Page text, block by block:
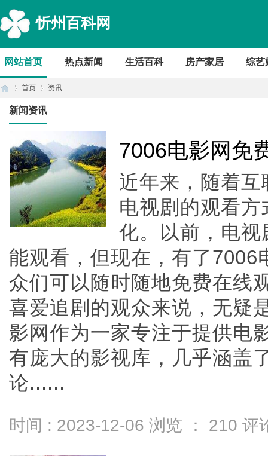
忻州百科网
网站首页 热点新闻 生活百科 房产家居 综艺
首页
›
资讯
新闻资讯
7006电影网免
近年来，随着
电视剧的观看
化。以前，电
能观看，但现在，有了7006
众们可以随时随地免费在线
喜爱追剧的观众来说，无疑
影网作为一家专注于提供电
有庞大的影视库，几乎涵盖
论......
时间 : 2023-12-06 浏览 ： 210 评